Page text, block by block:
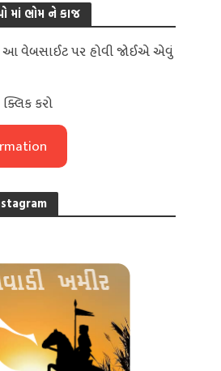
માં ભોમ ને કાજ
આ વેબસાઈટ પર હોવી જોઈએ એવું
કરો